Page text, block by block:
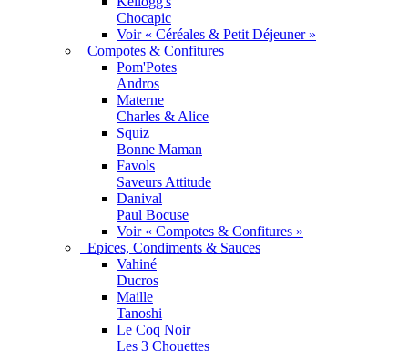
Chocapic
Voir « Céréales & Petit Déjeuner »
Compotes & Confitures
Pom'Potes
Andros
Materne
Charles & Alice
Squiz
Bonne Maman
Favols
Saveurs Attitude
Danival
Paul Bocuse
Voir « Compotes & Confitures »
Epices, Condiments & Sauces
Vahiné
Ducros
Maille
Tanoshi
Le Coq Noir
Les 3 Chouettes